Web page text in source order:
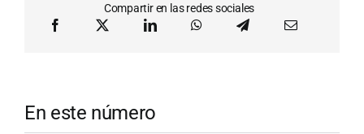
Compartir en las redes sociales
En este número